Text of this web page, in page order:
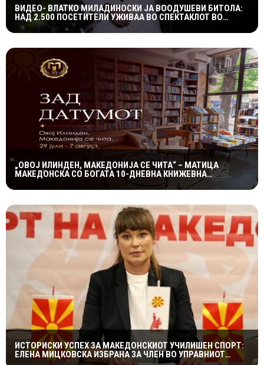
ВИДЕО- ВЛАТКО МИЛАДИНОСКИ ЈА ВООДУШЕВИ БИТОЛА:
НАД 2.500 ПОСЕТИТЕЛИ УЖИВАА ВО СПЕКТАКЛОТ ВО
ХЕРАКЛЕЈА
„ОВОЈ ИЛИНДЕН, МАКЕДОНИЈА СЕ ЧИТА“ – МАТИЦА
МАКЕДОНСКА СО БОГАТА 10-ДНЕВНА КНИЖЕВНА
ИСТОРИСКИ УСПЕХ ЗА МАКЕДОНСКИОТ УЧИЛИШЕН СПОРТ:
ЕЛЕНА МИЦКОВСКА ИЗБРАНА ЗА ЧЛЕН ВО УПРАВНИОТ